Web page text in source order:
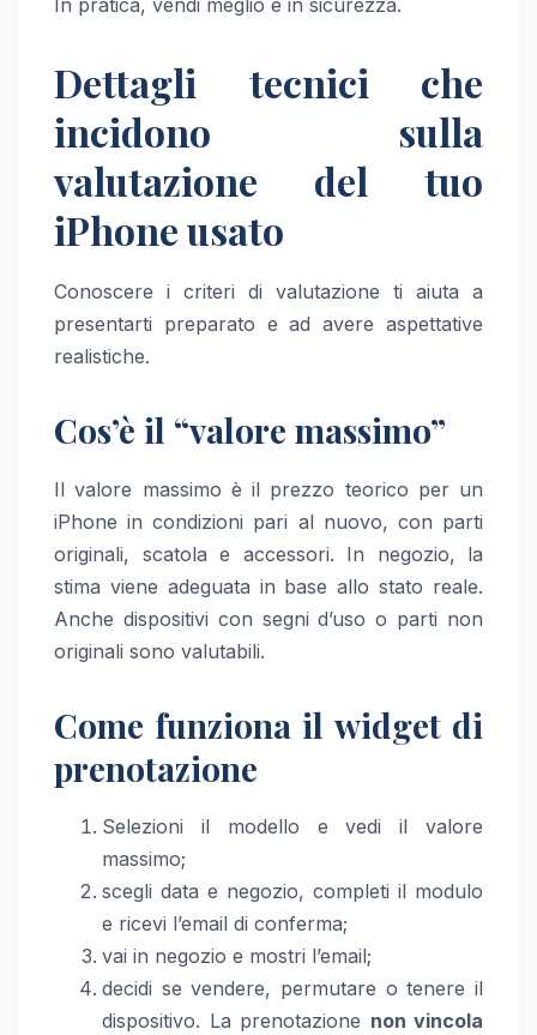
Dettagli tecnici che
incidono sulla
valutazione del tuo
iPhone usato
Conoscere i criteri di valutazione ti aiuta a
presentarti preparato e ad avere aspettative
realistiche.
Cos’è il “valore massimo”
Il valore massimo è il prezzo teorico per un
iPhone in condizioni pari al nuovo, con parti
originali, scatola e accessori. In negozio, la
stima viene adeguata in base allo stato reale.
Anche dispositivi con segni d’uso o parti non
originali sono valutabili.
Come funziona il widget di
prenotazione
Selezioni il modello e vedi il valore
massimo;
scegli data e negozio, completi il modulo
e ricevi l’email di conferma;
vai in negozio e mostri l’email;
decidi se vendere, permutare o tenere il
dispositivo. La prenotazione non vincola